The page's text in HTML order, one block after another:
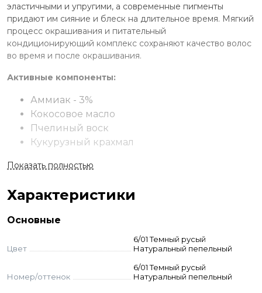
эластичными и упругими, а современные пигменты
придают им сияние и блеск на длительное время. Мягкий
процесс окрашивания и питательный
кондиционирующий комплекс сохраняют качество волос
во время и после окрашивания.
Активные компоненты:
Аммиак - 3%
Кокосовое масло
Пчелиный воск
Кукурузный крахмал
Для всех видов классического
перманентного первичного и вторичного
Для тонирования натуральных и
Для освежения цвета ранее окрашенных
Показать полностью
Характеристики
Основные
Цвет
6/01 Темный русый
Натуральный пепельный
Номер/оттенок
6/01 Темный русый
Натуральный пепельный